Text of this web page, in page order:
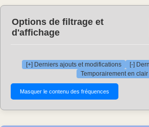
Options de filtrage et
d'affichage
[+] Derniers ajouts et modifications
[-]
Temporairement en clair